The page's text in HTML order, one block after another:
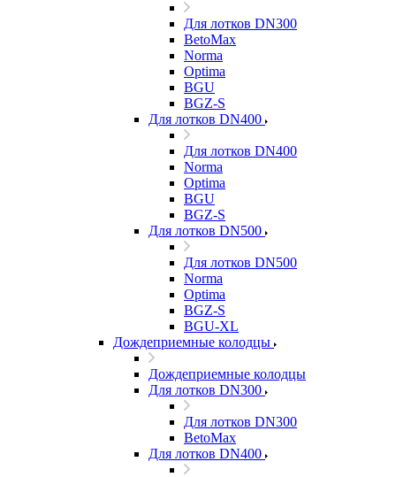
Для лотков DN300
BetoMax
Norma
Optima
BGU
BGZ-S
Для лотков DN400
Для лотков DN400
Norma
Optima
BGU
BGZ-S
Для лотков DN500
Для лотков DN500
Norma
Optima
BGZ-S
BGU-XL
Дождеприемные колодцы
Дождеприемные колодцы
Для лотков DN300
Для лотков DN300
BetoMax
Для лотков DN400